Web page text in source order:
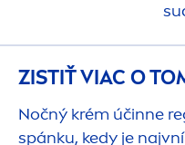
ZISTIŤ VIAC O
Nočný krém účinne
spánku, kedy je